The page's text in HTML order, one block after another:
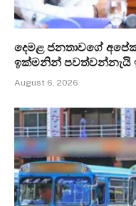
දෙමළ ජනතාවගේ
ඉක්මනින් පවත්වන්නැයි
August 6, 2026